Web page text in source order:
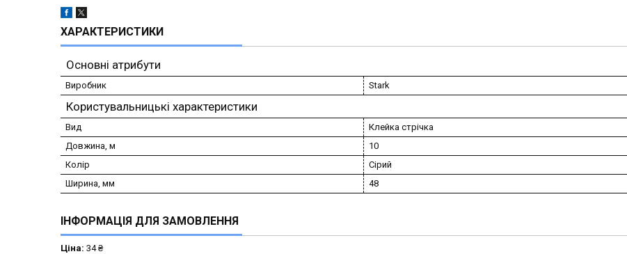
ХАРАКТЕРИСТИКИ
Основні атрибути
Виробник Stark
Користувальницькі характеристики
Вид
Клейка стрічка
Довжина, м
10
Колір
Сірий
Ширина, мм
48
ІНФОРМАЦІЯ ДЛЯ ЗАМОВЛЕННЯ
Ціна: 34 ₴